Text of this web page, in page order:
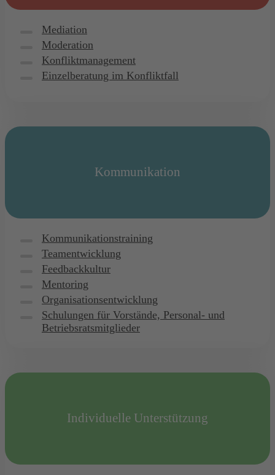
Mediation
Moderation
Konfliktmanagement
Einzelberatung im Konfliktfall
Kommunikation
Kommunikationstraining
Teamentwicklung
Feedbackkultur
Mentoring
Organisationsentwicklung
Schulungen für Vorstände, Personal- und
Betriebsratsmitglieder
Individuelle Unterstützung